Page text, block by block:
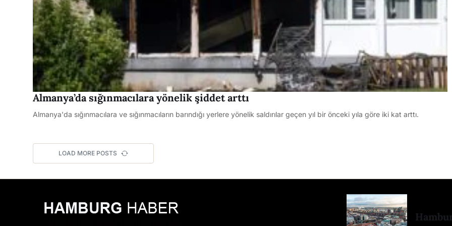
Almanya’da sığınmacılara yönelik şiddet arttı
Almanya'da sığınmacılara ve sığınmacıların barındığı yerlere yönelik saldırılar geçen yıl bir önceki yıla göre iki kat arttı.
LOAD MORE POSTS